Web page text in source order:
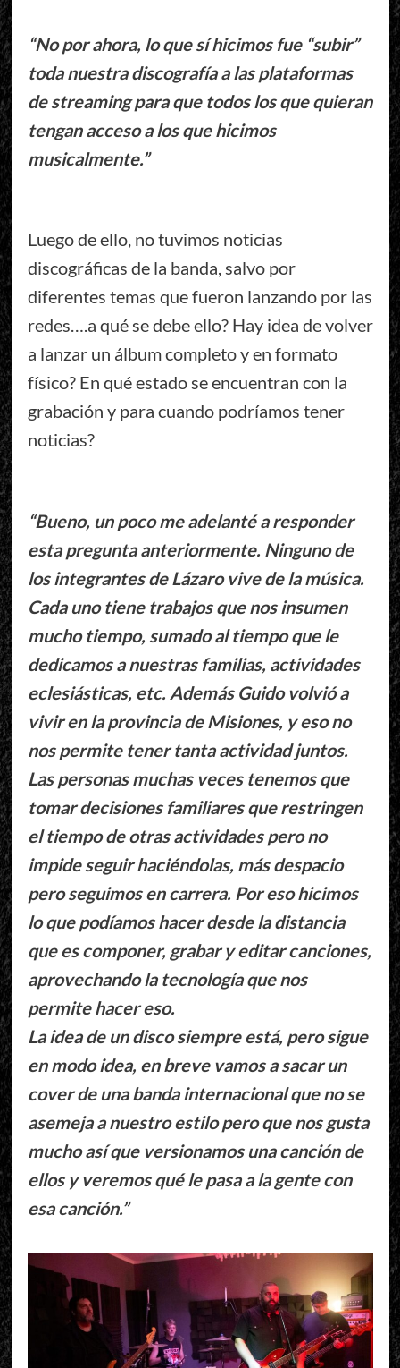
“No por ahora, lo que sí hicimos fue “subir”
toda nuestra discografía a las plataformas
de streaming para que todos los que quieran
tengan acceso a los que hicimos
musicalmente.”
Luego de ello, no tuvimos noticias
discográficas de la banda, salvo por
diferentes temas que fueron lanzando por las
redes….a qué se debe ello? Hay idea de volver
a lanzar un álbum completo y en formato
físico? En qué estado se encuentran con la
grabación y para cuando podríamos tener
noticias?
“Bueno, un poco me adelanté a responder
esta pregunta anteriormente. Ninguno de
los integrantes de Lázaro vive de la música.
Cada uno tiene trabajos que nos insumen
mucho tiempo, sumado al tiempo que le
dedicamos a nuestras familias, actividades
eclesiásticas, etc. Además Guido volvió a
vivir en la provincia de Misiones, y eso no
nos permite tener tanta actividad juntos.
Las personas muchas veces tenemos que
tomar decisiones familiares que restringen
el tiempo de otras actividades pero no
impide seguir haciéndolas, más despacio
pero seguimos en carrera. Por eso hicimos
lo que podíamos hacer desde la distancia
que es componer, grabar y editar canciones,
aprovechando la tecnología que nos
permite hacer eso.
La idea de un disco siempre está, pero sigue
en modo idea, en breve vamos a sacar un
cover de una banda internacional que no se
asemeja a nuestro estilo pero que nos gusta
mucho así que versionamos una canción de
ellos y veremos qué le pasa a la gente con
esa canción.”